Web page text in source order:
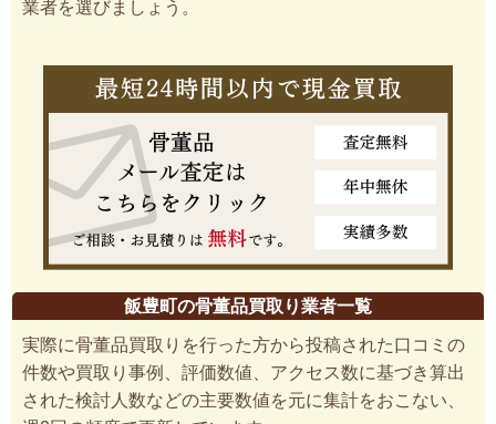
業者を選びましょう。
飯豊町の骨董品買取り業者一覧
実際に骨董品買取りを行った方から投稿された口コミの
件数や買取り事例、評価数値、アクセス数に基づき算出
された検討人数などの主要数値を元に集計をおこない、